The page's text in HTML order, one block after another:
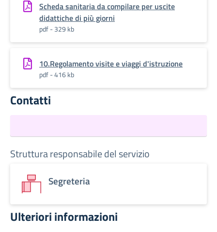
Scheda sanitaria da compilare per uscite
didattiche di più giorni
pdf - 329 kb
10.Regolamento visite e viaggi d'istruzione
pdf - 416 kb
Contatti
Struttura responsabile del servizio
Segreteria
Ulteriori informazioni